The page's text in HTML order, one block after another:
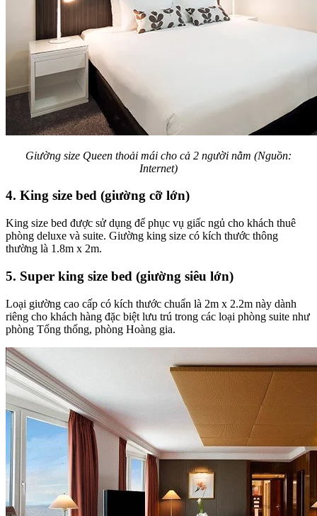
Giường size Queen thoải mái cho cả 2 người nằm (Nguồn:
Internet)
4. King size bed (giường cỡ lớn)
King size bed được sử dụng để phục vụ giấc ngủ cho khách thuê
phòng deluxe và suite. Giường king size có kích thước thông
thường là 1.8m x 2m.
5. Super king size bed (giường siêu lớn)
Loại giường cao cấp có kích thước chuẩn là 2m x 2.2m này dành
riêng cho khách hàng đặc biệt lưu trú trong các loại phòng suite như
phòng Tổng thống, phòng Hoàng gia.